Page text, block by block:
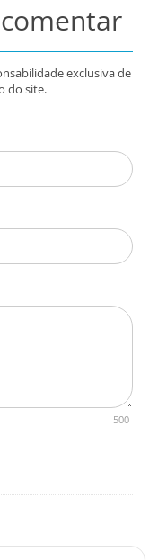
exclusiva de
do site.
500